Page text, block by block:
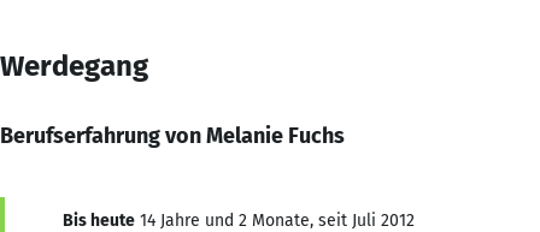
Werdegang
Berufserfahrung von Melanie Fuchs
Bis heute 14 Jahre und 2 Monate, seit Juli 2012